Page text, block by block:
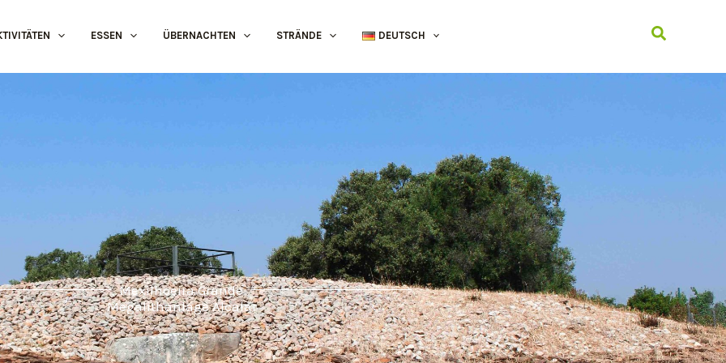
ESSEN ÜBERNACHTEN STRÄNDE DEUTSCH Suchen
Mexilhoeira Grande
Megalithanlage Alcalar